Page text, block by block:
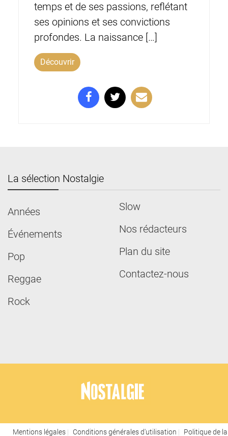
temps et de ses passions, reflétant
ses opinions et ses convictions
profondes. La naissance […]
Découvrir
La sélection Nostalgie
Années
Événements
Pop
Reggae
Rock
Slow
Nos rédacteurs
Plan du site
Contactez-nous
Mentions légales Conditions générales d'utilisation Politique de la